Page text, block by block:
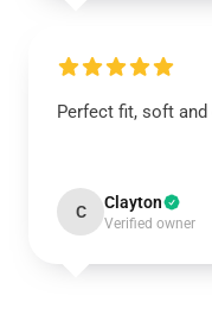
Perfect fit, soft
C Clayton
Verified owner